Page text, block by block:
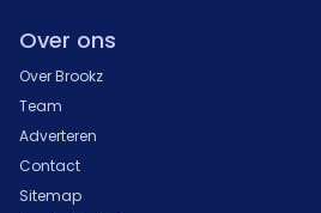
Over ons
Over Brookz
Team
Adverteren
Contact
Sitemap